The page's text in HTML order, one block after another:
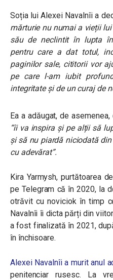
Soția lui Alexei Navalnîi a
mărturie nu numai a vieții
său de neclintit în lupta
pentru care a dat totul,
paginilor sale, cititorii vor
pe care l-am iubit
integritate și de un curaj de
Ea a adăugat, de
“îi va inspira și pe alții să
și să nu piardă niciodată
cu adevărat”.
Kira Yarmysh, purtătoarea
pe Telegram că în 2020, la
otrăvit cu noviciok în timp
Navalnîi îi dicta părți din
a fost finalizată în 2021,
în închisoare.
Alexei Navalnîi a murit anul
penitenciar rusesc. La